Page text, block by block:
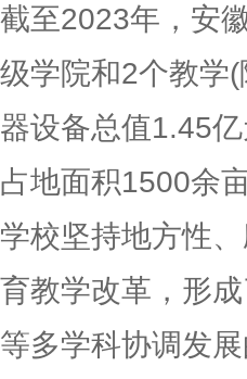
截至2023年，安
级学院和2个教学
器设备总值1.45
占地面积1500余
学校坚持地方性
育教学改革，形
等多学科协调发